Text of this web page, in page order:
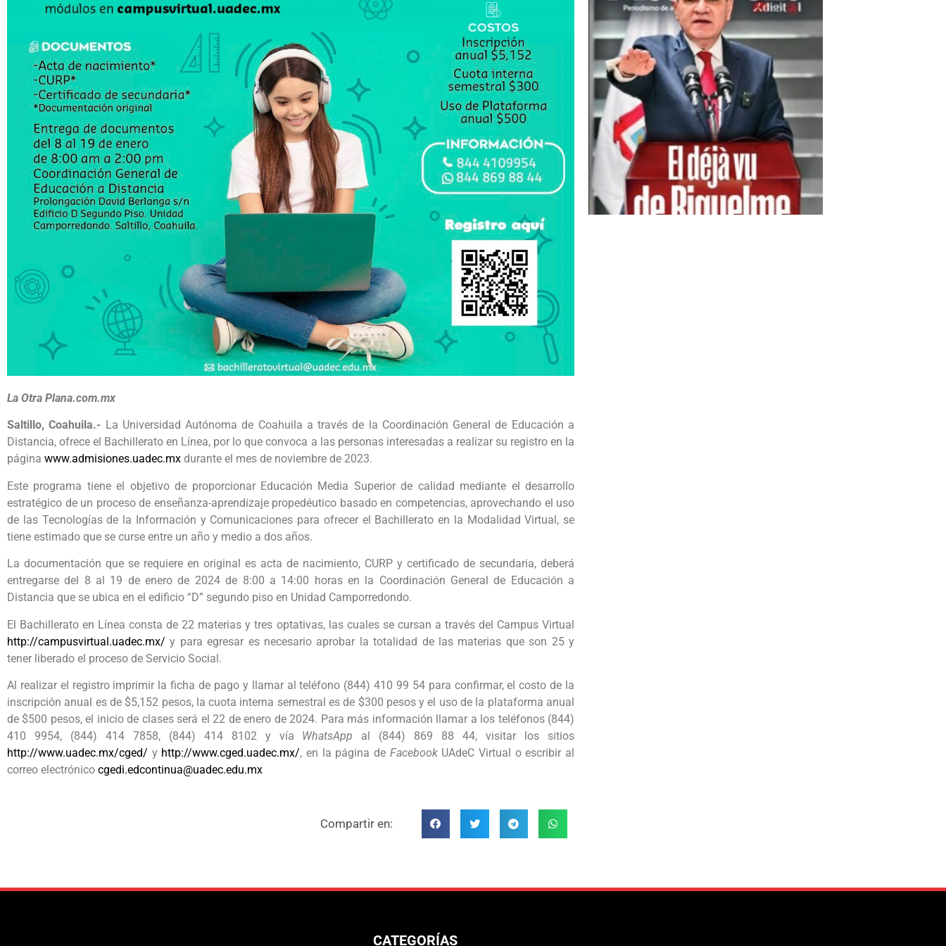
La Otra Plana.com.mx
Saltillo, Coahuila.- La Universidad Autónoma de Coahuila a través de la Coordinación General de Educación a
Distancia, ofrece el Bachillerato en Línea, por lo que convoca a las personas interesadas a realizar su registro en la
página www.admisiones.uadec.mx durante el mes de noviembre de 2023.
Este programa tiene el objetivo de proporcionar Educación Media Superior de calidad mediante el desarrollo
estratégico de un proceso de enseñanza-aprendizaje propedéutico basado en competencias, aprovechando el uso
de las Tecnologías de la Información y Comunicaciones para ofrecer el Bachillerato en la Modalidad Virtual, se
tiene estimado que se curse entre un año y medio a dos años.
La documentación que se requiere en original es acta de nacimiento, CURP y certificado de secundaria, deberá
entregarse del 8 al 19 de enero de 2024 de 8:00 a 14:00 horas en la Coordinación General de Educación a
Distancia que se ubica en el edificio “D” segundo piso en Unidad Camporredondo.
El Bachillerato en Línea consta de 22 materias y tres optativas, las cuales se cursan a través del Campus Virtual
http://campusvirtual.uadec.mx/ y para egresar es necesario aprobar la totalidad de las materias que son 25 y
tener liberado el proceso de Servicio Social.
Al realizar el registro imprimir la ficha de pago y llamar al teléfono (844) 410 99 54 para confirmar, el costo de la
inscripción anual es de $5,152 pesos, la cuota interna semestral es de $300 pesos y el uso de la plataforma anual
de $500 pesos, el inicio de clases será el 22 de enero de 2024. Para más información llamar a los teléfonos (844)
410 9954, (844) 414 7858, (844) 414 8102 y vía WhatsApp al (844) 869 88 44, visitar los sitios
http://www.uadec.mx/cged/ y http://www.cged.uadec.mx/, en la página de Facebook UAdeC Virtual o escribir al
correo electrónico cgedi.edcontinua@uadec.edu.mx
Compartir en:
CATEGORÍAS